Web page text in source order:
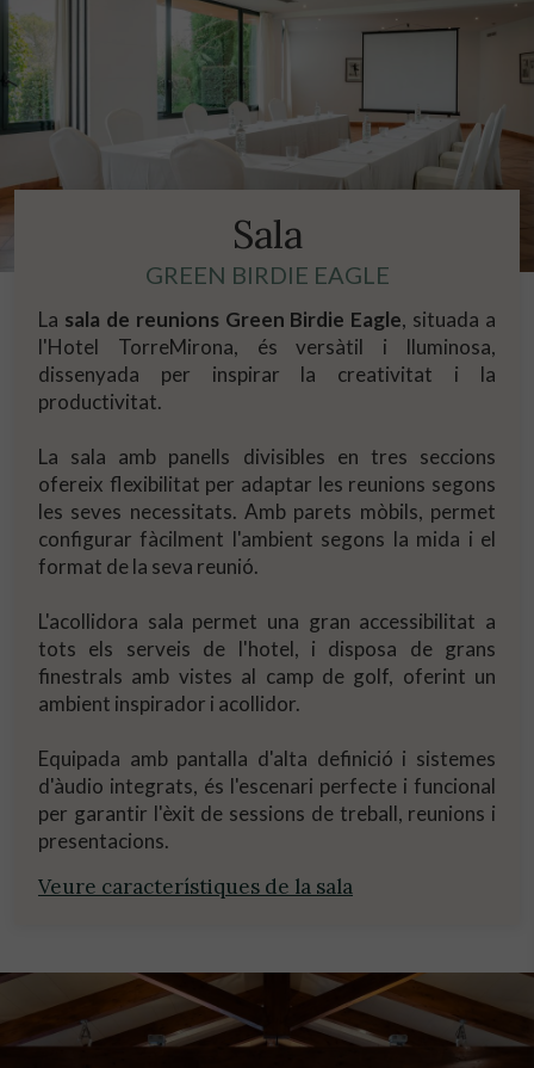
Sala
GREEN BIRDIE EAGLE
La sala de reunions Green Birdie Eagle, situada a
l'Hotel TorreMirona, és versàtil i lluminosa,
dissenyada per inspirar la creativitat i la
productivitat.
La sala amb panells divisibles en tres seccions
ofereix flexibilitat per adaptar les reunions segons
les seves necessitats. Amb parets mòbils, permet
configurar fàcilment l'ambient segons la mida i el
format de la seva reunió.
L'acollidora sala permet una gran accessibilitat a
tots els serveis de l'hotel, i disposa de grans
finestrals amb vistes al camp de golf, oferint un
ambient inspirador i acollidor.
Equipada amb pantalla d'alta definició i sistemes
d'àudio integrats, és l'escenari perfecte i funcional
per garantir l'èxit de sessions de treball, reunions i
presentacions.
Veure característiques de la sala